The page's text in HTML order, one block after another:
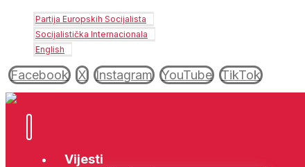
Partija Europskih Socijalista
Socijalistička Internacionala
English
Facebook X Instagram YouTube TikTok
Vijesti